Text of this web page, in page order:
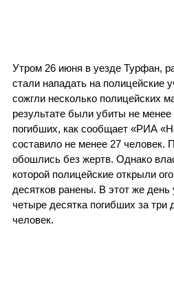
Утром 26 июня в уезде Турфан,
стали нападать на полицейские
сожгли несколько полицейских
результате были убиты не
погибших, как сообщает «РИА
составило не менее 27 человек.
обошлись без жертв. Однако
которой полицейские открыли
десятков ранены. В этот же
четыре десятка погибших за
человек.